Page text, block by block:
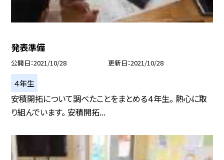
発表準備
公開日 2021/10/28 更新日 2021/10/28
４年生
安積開拓について調べたことをまとめる４年生。 熱心に取
り組んでいます。 安積開拓...